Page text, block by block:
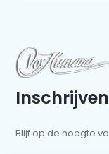
Blijf op de hoogte